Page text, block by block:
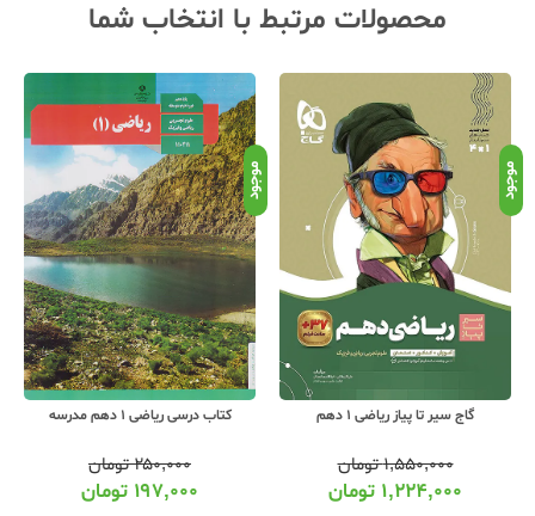
محصولات مرتبط با انتخاب شما
موجود
گاج سیر تا پیاز ریاضی 1 دهم
۱,۵۵۰,۰۰۰تومان
۱,۲۲۴,۰۰۰ تومان
موجود
کتاب درسی ریاضی 1 دهم مدرسه
۲۵۰,۰۰۰تومان
۱۹۷,۰۰۰ تومان